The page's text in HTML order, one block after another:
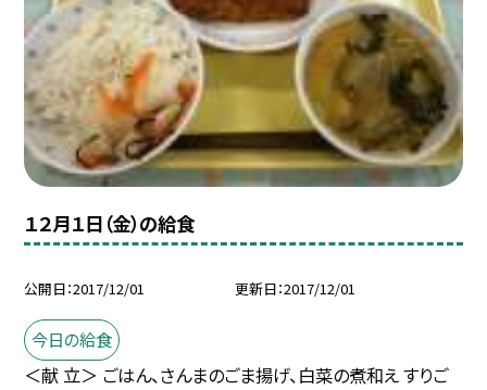
１２月１日（金）の給食
公開日 2017/12/01 更新日 2017/12/01
今日の給食
＜献 立＞ ごはん、さんまのごま揚げ、白菜の煮和え すりご